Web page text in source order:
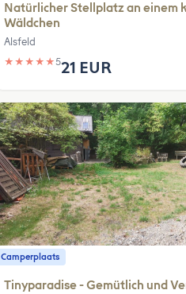
Natürlicher Stellplatz an einem
Wäldchen
Alsfeld
★ ★ ★ ★ ★521 EUR
Camperplaats
Tinyparadise - Gemütlich und